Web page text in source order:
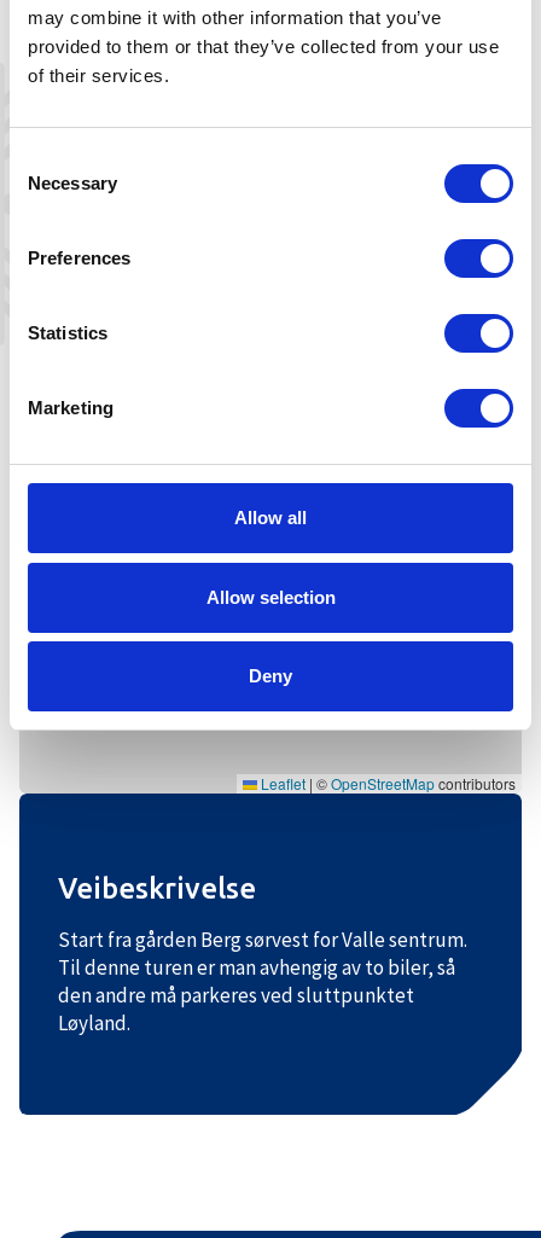
may combine it with other information that you’ve
provided to them or that they’ve collected from your use
of their services.
Selection
Necessary
Preferences
Statistics
Marketing
Allow all
Allow selection
Deny
Leaflet | ©OpenStreetMapcontributors
Veibeskrivelse
Start fra gården Berg sørvest for Valle sentrum.
Til denne turen er man avhengig av to biler, så
den andre må parkeres ved sluttpunktet
Løyland.